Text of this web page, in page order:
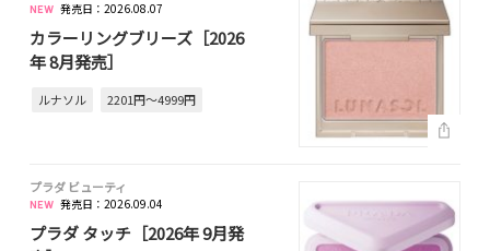
発売日：2026.08.07
カラーリングブリーズ［2026
年 8月発売］
ルナソル 2201円～4999円
プラダ ビューティ
発売日：2026.09.04
プラダ タッチ［2026年 9月発